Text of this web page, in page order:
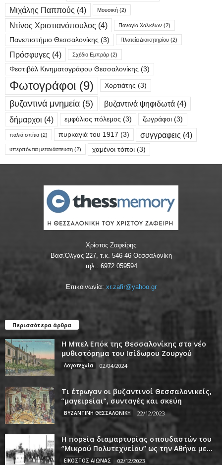
Μιχάλης Παππούς (4) Μουσική (2)
Ντίνος Χριστιανόπουλος (4) Παναγία Χαλκέων (2)
Πανεπιστήμιο Θεσσαλονίκης (3) Πλατεία Διοικητηρίου (2)
Πρόσφυγες (4) Σχέδιο Εμπράρ (2)
Φεστιβάλ Κινηματογράφου Θεσσαλονίκης (3)
Φωτογράφοι (9) Χορτιάτης (3)
βυζαντινά μνημεία (5) βυζαντινά ψηφιδωτά (4)
δήμαρχοι (4) εμφύλιος πόλεμος (3) ζωγράφοι (3)
παλιά σπίτια (2) πυρκαγιά του 1917 (3) συγγραφεις (4)
υπερπόντια μετανάστευση (2) χαμένοι τόποι (3)
Χρίστος Ζαφείρης
Βασ.Όλγας 227, τ.κ. 546 46 Θεσσαλονίκη
τηλ.: 6972 059594
Επικοινωνία: xr.zafir@yahoo.gr
Περισσότερα άρθρα
Η Μπελ Επόκ της Θεσσαλονίκης στο νέο
μυθιστόρημα του Ισίδωρου Ζουργού
Λογοτεχνία 02/04/2024
Τι έτρωγαν οι βυζαντινοί Θεσσαλονικείς,
”μαγειρείαι”, συνταγές και σκεύη
ΒΥΖΑΝΤΙΝΗ ΘΕΣΣΑΛΟΝΙΚΗ 22/12/2023
Η πορεία διαμαρτυρίας σπουδαστών του
‘’Μικρού Πολυτεχνείου’’ ως την Αθήνα με...
ΕΙΚΟΣΤΟΣ ΑΙΩΝΑΣ 02/12/2023